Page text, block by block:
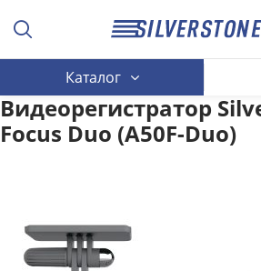
Каталог
Видеорегистратор
Focus Duo (A50F-Duo)